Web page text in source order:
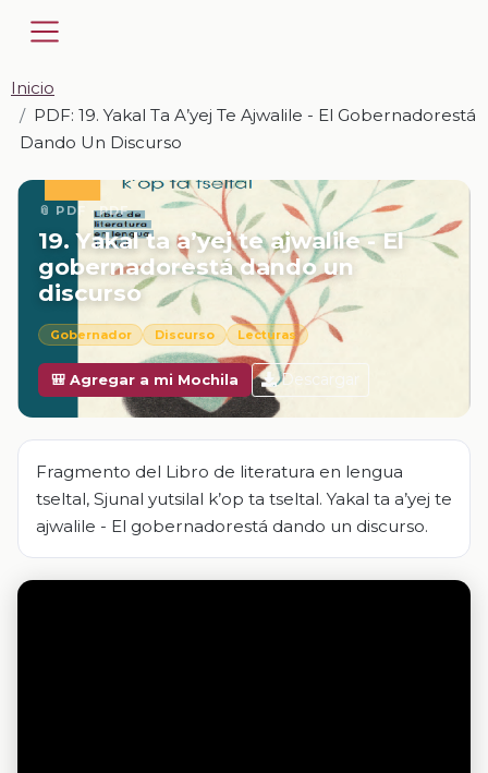
Inicio
PDF: 19. Yakal Ta A’yej Te Ajwalile - El Gobernadorestá
Dando Un Discurso
📎 PDF · PDF
19. Yakal ta a’yej te ajwalile - El
gobernadorestá dando un
discurso
Gobernador Discurso Lecturas
🎒 Agregar a mi Mochila Descargar
Fragmento del Libro de literatura en lengua
tseltal, Sjunal yutsilal k’op ta tseltal. Yakal ta a’yej te
ajwalile - El gobernadorestá dando un discurso.